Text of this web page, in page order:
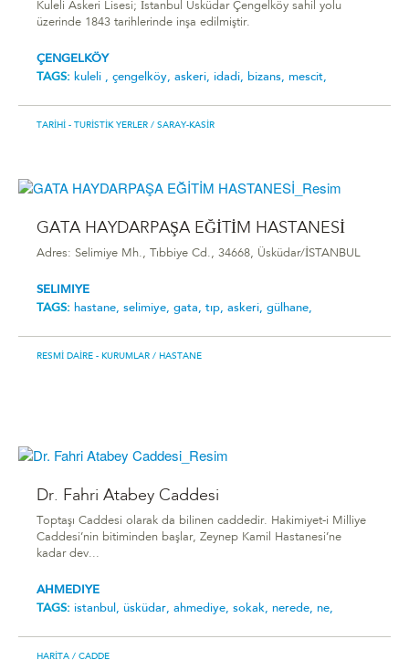
Kuleli Askeri Lisesi; İstanbul Üsküdar Çengelköy sahil yolu
üzerinde 1843 tarihlerinde inşa edilmiştir.
ÇENGELKÖY
TAGS: kuleli , çengelköy, askeri, idadi, bizans, mescit,
TARIHI - TURISTIK YERLER / SARAY-KASIR
GATA HAYDARPAŞA EĞİTİM HASTANESİ
Adres: Selimiye Mh., Tıbbiye Cd., 34668, Üsküdar/İSTANBUL
SELIMIYE
TAGS: hastane, selimiye, gata, tıp, askeri, gülhane,
RESMI DAIRE - KURUMLAR / HASTANE
Dr. Fahri Atabey Caddesi
Toptaşı Caddesi olarak da bilinen caddedir. Hakimiyet-i Milliye
Caddesi’nin bitiminden başlar, Zeynep Kamil Hastanesi’ne
kadar dev...
AHMEDIYE
TAGS: i̇stanbul, üsküdar, ahmediye, sokak, nerede, ne,
HARITA / CADDE